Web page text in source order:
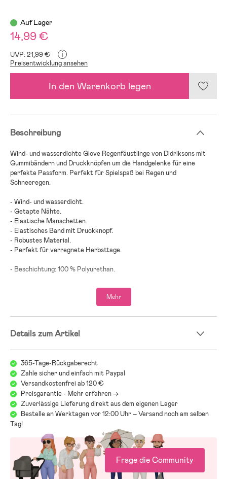
Auf Lager
14,99 €
UVP: 21,99 € i
Preisentwicklung ansehen
In den Warenkorb legen
Beschreibung
Wind- und wasserdichte Glove Regenfäustlinge von Didriksons mit
Gummibändern und Druckknöpfen um die Handgelenke für eine
perfekte Passform. Perfekt für Spielspaß bei Regen und
Schneeregen.
- Wind- und wasserdicht.
- Getapte Nähte.
- Elastische Manschetten.
- Elastisches Band mit Druckknopf.
- Robustes Material.
- Perfekt für verregnete Herbsttage.
- Beschichtung: 100 % Polyurethan.
Mehr
Details zum Artikel
365-Tage-Rückgaberecht
Zahle sicher und einfach mit Paypal
Versandkostenfrei ab 120 €
Preisgarantie - Mehr erfahren ->
Zuverlässige Lieferung direkt aus dem eigenen Lager
Bestelle an Werktagen vor 12:00 Uhr – Versand noch am selben
Tag!
Frage die Community